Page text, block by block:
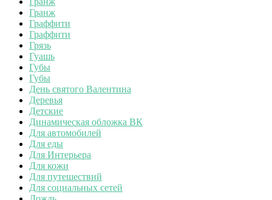
Гранж
Граффити
Граффити
Грязь
Гуашь
Губы
Губы
День святого Валентина
Деревья
Детские
Динамическая обложка ВК
Для автомобилей
Для еды
Для Интерьера
Для кожи
Для путешествий
Для социальных сетей